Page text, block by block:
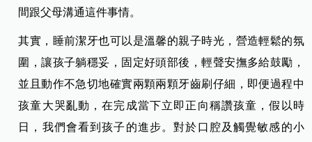
間跟父母溝通這件事情。
其實，睡前潔牙也可以是溫馨的親子時光，營造輕鬆的氛
圍，讓孩子躺穩妥，固定好頭部後，輕聲安撫多給鼓勵，
並且動作不急切地確實兩顆兩顆牙齒刷仔細，即便過程中
孩童大哭亂動，在完成當下立即正向稱讚孩童，假以時
日，我們會看到孩子的進步。對於口腔及觸覺敏感的小